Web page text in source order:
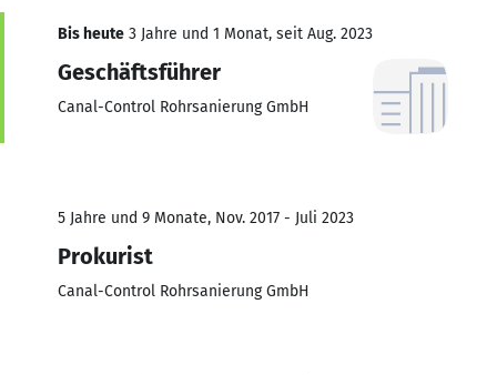
Bis heute 3 Jahre und 1 Monat, seit Aug. 2023
Geschäftsführer
Canal-Control Rohrsanierung GmbH
5 Jahre und 9 Monate, Nov. 2017 - Juli 2023
Prokurist
Canal-Control Rohrsanierung GmbH